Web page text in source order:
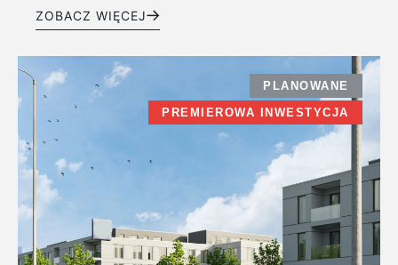
ZOBACZ WIĘCEJ
PLANOWANE
PREMIEROWA INWESTYCJA